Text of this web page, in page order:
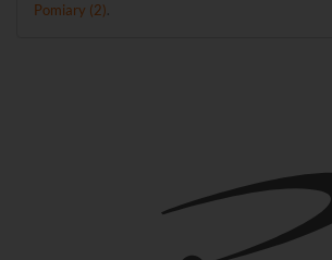
Pomiary (2)